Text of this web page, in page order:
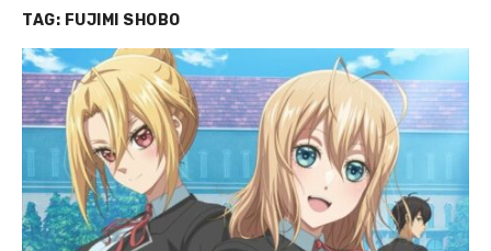
TAG: FUJIMI SHOBO